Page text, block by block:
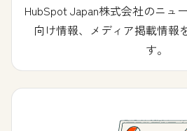
HubSpot Japan株式会社のニュ
向け情報、メディア掲載情報
す。